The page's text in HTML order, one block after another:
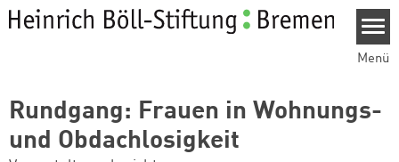
Direkt zum Inhalt
Menü
Rundgang: Frauen in Wohnungs-
und Obdachlosigkeit